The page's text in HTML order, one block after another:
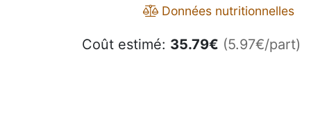
Données nutritionnelles
Coût estimé: 35.79€ (5.97€/part)